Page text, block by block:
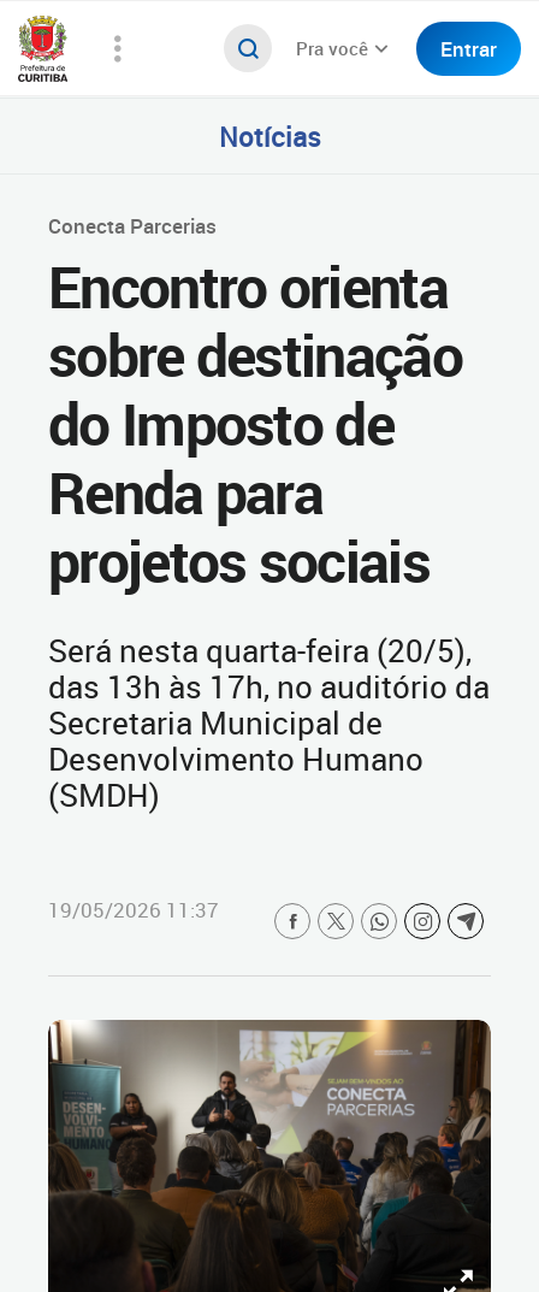
Pra você Entrar
Notícias
Conecta Parcerias
Encontro orienta
sobre destinação
do Imposto de
Renda para
projetos sociais
Será nesta quarta-feira (20/5),
das 13h às 17h, no auditório da
Secretaria Municipal de
Desenvolvimento Humano
(SMDH)
19/05/2026 11:37